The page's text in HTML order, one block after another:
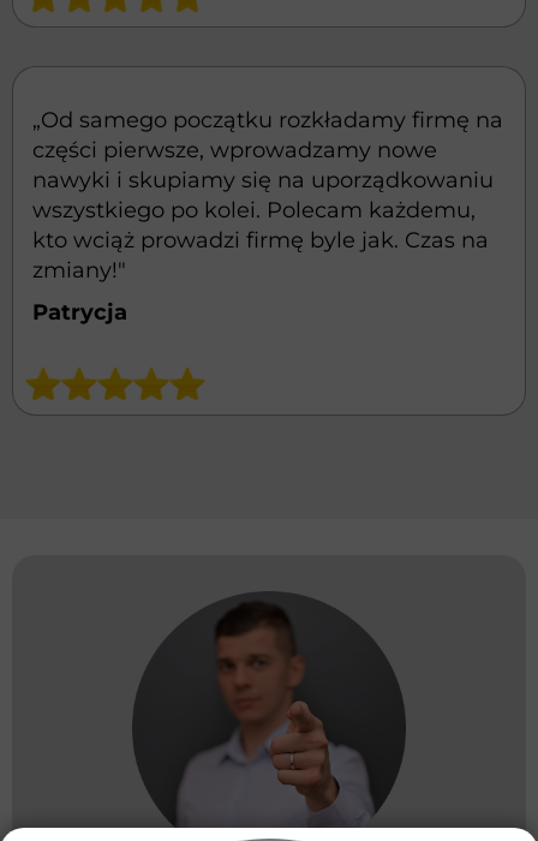
„Od samego początku rozkładamy firmę na
części pierwsze, wprowadzamy nowe
nawyki i skupiamy się na uporządkowaniu
wszystkiego po kolei. Polecam każdemu,
kto wciąż prowadzi firmę byle jak. Czas na
zmiany!"
Patrycja